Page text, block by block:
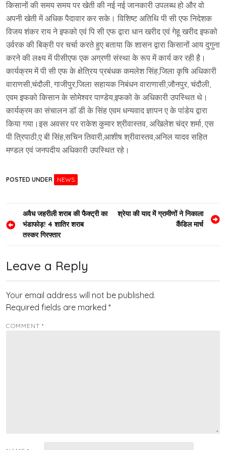
किसानों की समय समय पर खेती की नई नई जानकारी उपलब्ध हो और वो
अपनी खेती में अधिक पैदावार कर सके। विशिष्ट अतिथि पी सी एफ निदेशक
विजय शंकर राय ने इफको एवं पि सी एफ द्वारा धान खरीद एवं गेहू खरीद इफको
उर्वरक की बिक्री पर चर्चा करते हुए बताया कि शासन द्वारा किसानों आय दुगुना
करने की लक्ष्य में पीसीएफ एक अग्रणी संस्था के रूप में कार्य कर रही है।
कार्यक्रम में पी सी एफ के क्षेत्रिय प्रबंधक कमलेश सिंह,जिला कृषि अधिकारी
वाराणसी,चंदौली, गाजीपुर,जिला सहायक निबंधन वाराणासी,जौनपुर, चंदौली,
एवम इफको किसान के सोमेश्वर पाण्डेय,इफको के अधिकारी उपस्थित थे।
कार्यक्रम का संचालन डॉ डी के सिंह एवम धन्यवाद ज्ञापन ए के पांडेय द्वारा
किया गया।इस अवसर पर राकेश कुमार श्रीवास्तव, अखिलेश चंद्र शर्मा, एस
पी त्रिपाठी,ए बी सिंह,सचिन तिवारी,आशीष श्रीवास्तव,अनिल यादव सहित
मण्डल एवं जनपदीय अधिकारी उपस्थित रहे।
POSTED UNDER NEWS
Post
navigation
अवैध जहरीली शराब की फैक्ट्री का
भंडाफोड़! 4 शातिर शराब
तस्कर गिरफ्तार
श्रेया की याद में ग्रामीणों ने निकाला
कैंडिल मार्च
Leave a Reply
Your email address will not be published.
Required fields are marked *
COMMENT *